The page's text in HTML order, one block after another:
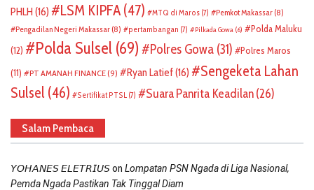
PHLH (16) LSM KIPFA (47) MTQ di Maros (7) Pemkot Makassar (8)
Pengadilan Negeri Makassar (8) pertambangan (7) Pilkada Gowa (6)
Polda Maluku
(12)
Polda Sulsel (69) Polres Gowa (31)
Polres Maros
(11)
PT AMANAH FINANCE(9) Ryan Latief(16)
Sengeketa Lahan
Sulsel (46) Sertifikat PTSL (7) Suara Panrita Keadilan(26)
Salam Pembaca
𝘠𝘖𝘏𝘈𝘕𝘌𝘚 𝘌𝘓𝘌𝘛𝘙𝘐𝘜𝘚on Lompatan PSN Ngada di Liga Nasional,
Pemda Ngada Pastikan Tak Tinggal Diam